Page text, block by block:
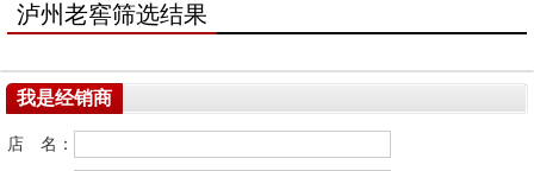
泸州老窖筛选结果
我是经销商
店 名：